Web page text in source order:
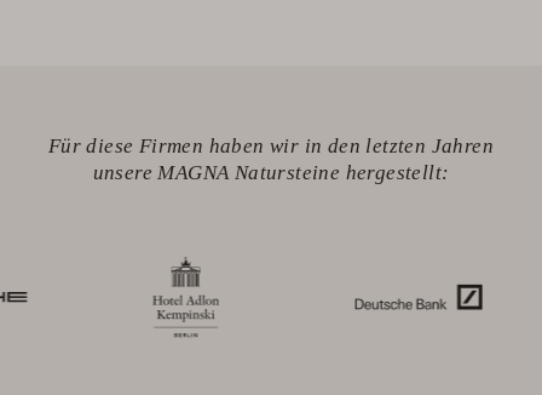
Für diese Firmen haben wir in den letzten Jahren
unsere MAGNA Natursteine hergestellt: